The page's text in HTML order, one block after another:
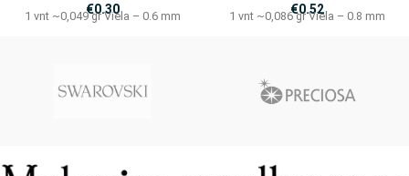
€0.30
1 vnt ~0,049 gr Viela – 0.6 mm
€0.52
1 vnt ~0,086 gr Viela – 0.8 mm